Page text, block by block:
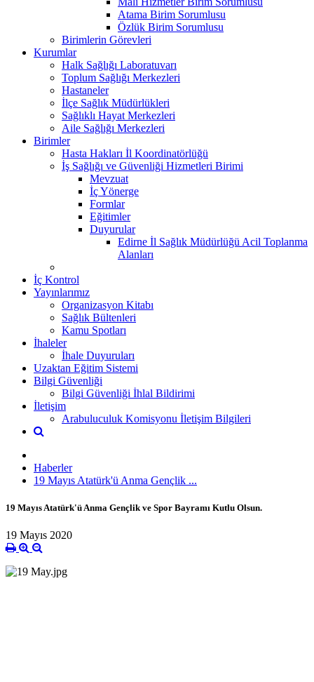
Atama Birim Sorumlusu
Özlük Birim Sorumlusu
Birimlerin Görevleri
Kurumlar
Halk Sağlığı Laboratuvarı
Toplum Sağlığı Merkezleri
Hastaneler
İlçe Sağlık Müdürlükleri
Sağlıklı Hayat Merkezleri
Aile Sağlığı Merkezleri
Birimler
Hasta Hakları İl Koordinatörlüğü
İş Sağlığı ve Güvenliği Hizmetleri Birimi
Mevzuat
İç Yönerge
Formlar
Eğitimler
Duyurular
Edirne İl Sağlık Müdürlüğü Acil Toplanma
Alanları
İç Kontrol
Yayınlarımız
Organizasyon Kitabı
Sağlık Bültenleri
Kamu Spotları
İhaleler
İhale Duyuruları
Uzaktan Eğitim Sistemi
Bilgi Güvenliği
Bilgi Güvenliği İhlal Bildirimi
İletişim
Arabuluculuk Komisyonu İletişim Bilgileri
Haberler
19 Mayıs Atatürk'ü Anma Gençlik ...
19 Mayıs Atatürk'ü Anma Gençlik ve Spor Bayramı Kutlu Olsun.
19 Mayıs 2020